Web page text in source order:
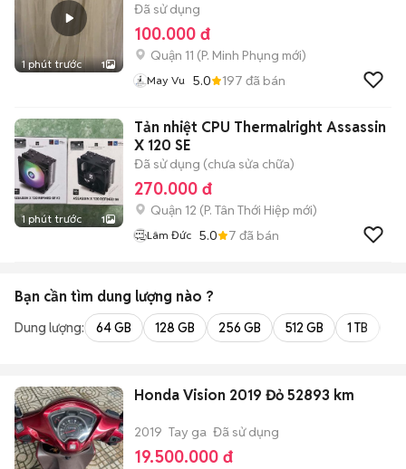
1 phút trước 1
Đã sử dụng
100.000 đ
Quận 11 (P. Minh Phụng mới)
May Vu 5.0 197 đã bán
1 phút trước 1
Tản nhiệt CPU Thermalright Assassin
X 120 SE
Đã sử dụng (chưa sửa chữa)
270.000 đ
Quận 12 (P. Tân Thới Hiệp mới)
Lâm Đức 5.0 7 đã bán
Bạn cần tìm dung lượng nào ?
Dung lượng: 64 GB 128 GB 256 GB 512 GB 1 TB
Honda Vision 2019 Đỏ 52893 km
2019 Tay ga Đã sử dụng
19.500.000 đ